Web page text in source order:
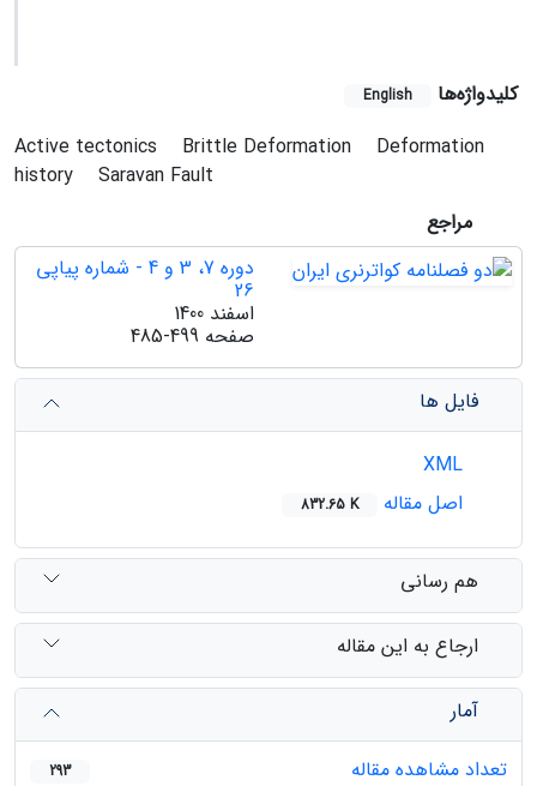
کلیدواژه‌ها English
Active tectonics Brittle Deformation
Deformation
history
Saravan Fault
مراجع
دوره 7، 3 و 4 - شماره پیاپی
26
اسفند 1400
صفحه 485-499
فایل ها
اصل مقاله
832.65 K
هم رسانی
ارجاع به این مقاله
آمار
تعداد مشاهده مقاله
293